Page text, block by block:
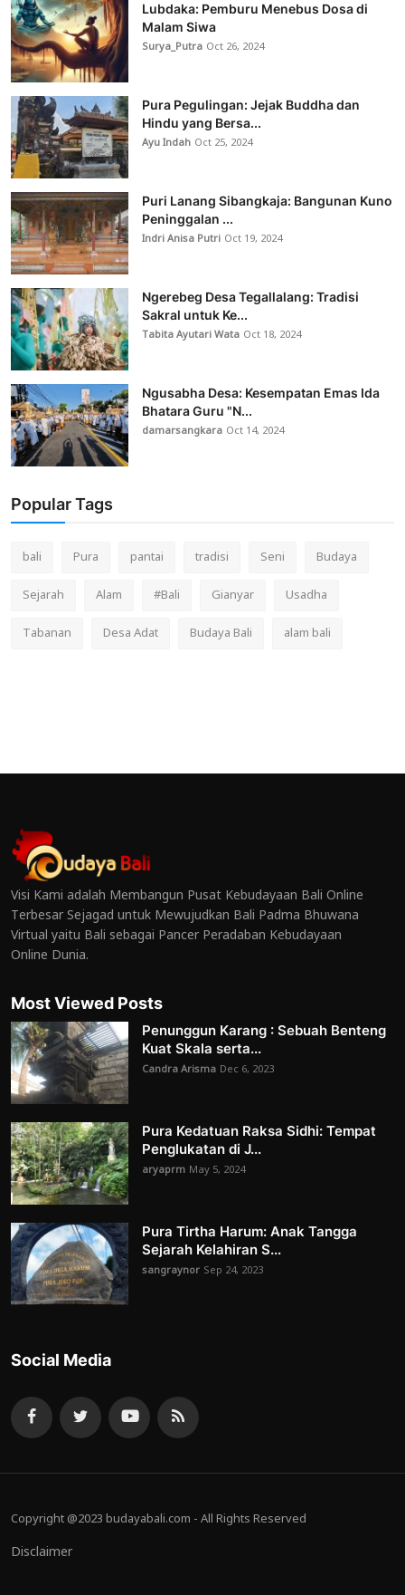
Lubdaka: Pemburu Menebus Dosa di
Malam Siwa
Surya_Putra Oct 26, 2024
Pura Pegulingan: Jejak Buddha dan
Hindu yang Bersa...
Ayu Indah Oct 25, 2024
Puri Lanang Sibangkaja: Bangunan Kuno
Peninggalan ...
Indri Anisa Putri Oct 19, 2024
Ngerebeg Desa Tegallalang: Tradisi
Sakral untuk Ke...
Tabita Ayutari Wata Oct 18, 2024
Ngusabha Desa: Kesempatan Emas Ida
Bhatara Guru "N...
damarsangkara Oct 14, 2024
Popular Tags
bali Pura pantai tradisi Seni
Budaya
Sejarah
Alam #Bali Gianyar
Usadha
Tabanan
Desa Adat Budaya Bali alam bali
Visi Kami adalah Membangun Pusat Kebudayaan Bali Online
Terbesar Sejagad untuk Mewujudkan Bali Padma Bhuwana
Virtual yaitu Bali sebagai Pancer Peradaban Kebudayaan
Online Dunia.
Most Viewed Posts
Penunggun Karang : Sebuah Benteng
Kuat Skala serta...
Candra Arisma Dec 6, 2023
Pura Kedatuan Raksa Sidhi: Tempat
Penglukatan di J...
aryaprm May 5, 2024
Pura Tirtha Harum: Anak Tangga
Sejarah Kelahiran S...
sangraynor Sep 24, 2023
Social Media
Copyright @2023 budayabali.com - All Rights Reserved
Disclaimer